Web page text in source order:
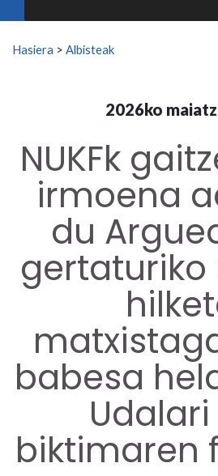
Search for:
Hasiera > Albisteak
2026ko
NUKFk
irmoena
du
gertaturiko
babesa
biktimaren